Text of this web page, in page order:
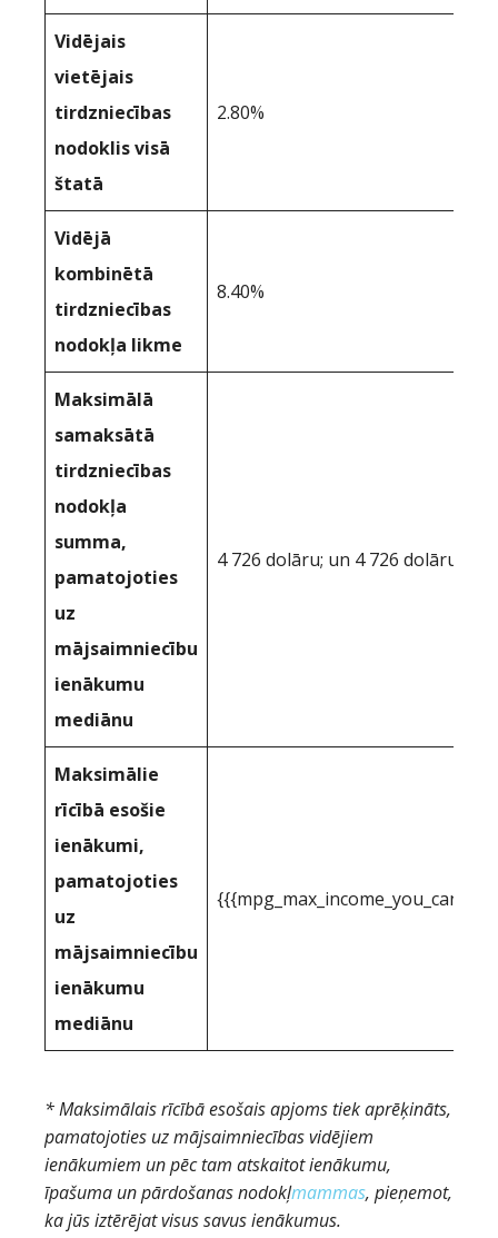
Vidējais
vietējais
tirdzniecības
nodoklis visā
štatā
2.80%
Vidējā
kombinētā
tirdzniecības
nodokļa likme
8.40%
Maksimālā
samaksātā
tirdzniecības
nodokļa
summa,
pamatojoties
uz
mājsaimniecību
ienākumu
mediānu
4 726 dolāru; un 4 726 dolāru
Maksimālie
rīcībā esošie
ienākumi,
pamatojoties
uz
mājsaimniecību
ienākumu
mediānu
* Maksimālais rīcībā esošais apjoms tiek aprēķināts,
pamatojoties uz mājsaimniecības vidējiem
ienākumiem un pēc tam atskaitot ienākumu,
īpašuma un pārdošanas nodokļmammas, pieņemot,
ka jūs iztērējat visus savus ienākumus.